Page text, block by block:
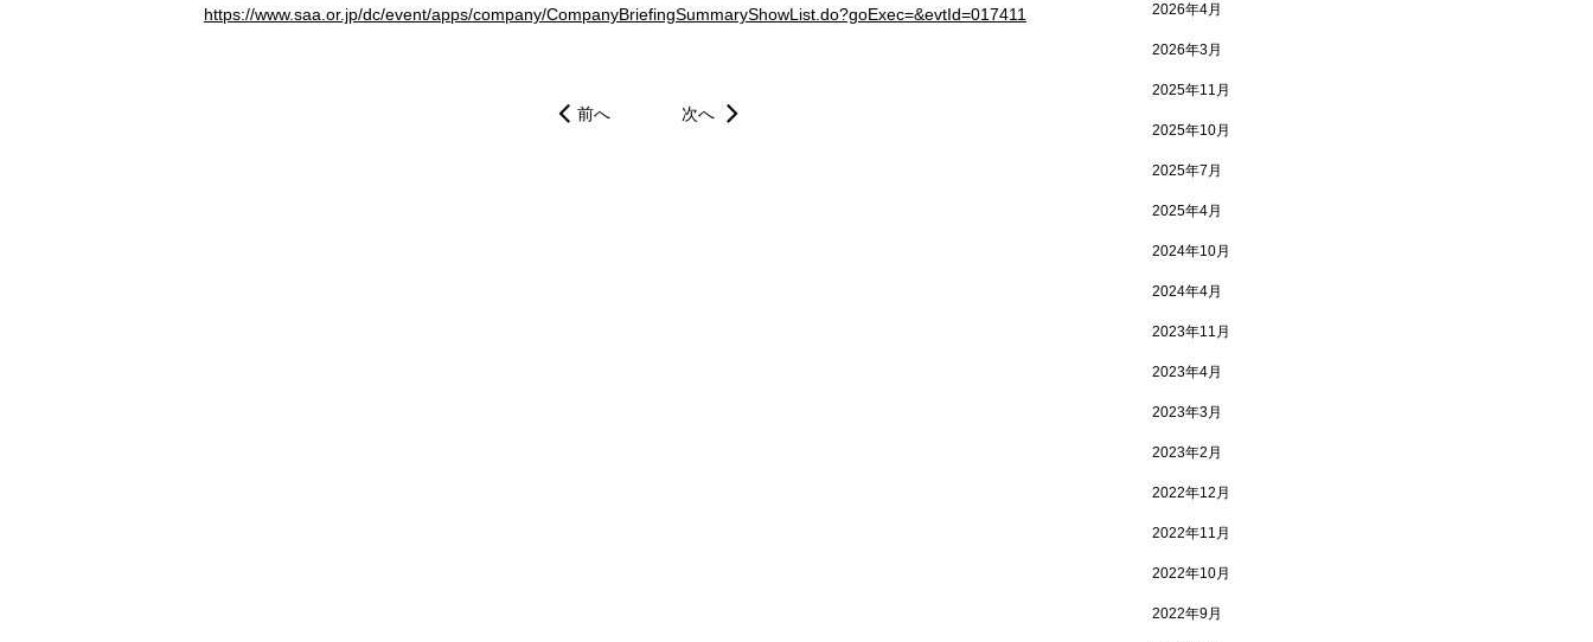
https://www.saa.or.jp/dc/event/apps/company/CompanyBriefingSummaryShowList.do?goExec=&evtId=017411
前へ 次へ
2026年4月
2026年3月
2025年11月
2025年10月
2025年7月
2025年4月
2024年10月
2024年4月
2023年11月
2023年4月
2023年3月
2023年2月
2022年12月
2022年11月
2022年10月
2022年9月